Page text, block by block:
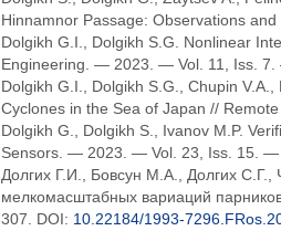
Hinnamnor Passage: Observations
Dolgikh G.I., Dolgikh S.G. Nonlinear
Engineering. — 2023. — Vol. 11, Iss.
Dolgikh G.I., Dolgikh S.G., Chupin
Cyclones in the Sea of Japan //
Dolgikh G., Dolgikh S., Ivanov M.P.
Sensors. — 2023. — Vol. 23, Iss. 15. —
Долгих Г.И., Бовсун М.А., Долгих
мелкомасштабных вариаций
307. DOI: 10.22184/1993-